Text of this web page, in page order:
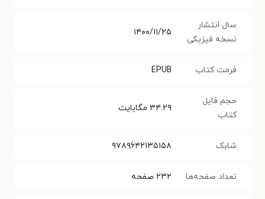
سال انتشار
نسخه فیزیکی
۱۴۰۰/۱۱/۲۵
فرمت کتاب EPUB
حجم فایل
کتاب
۳۴.۲۹ مگابایت
شابک ۹۷۸۹۶۴۲۱۳۵۱۵۸
تعداد صفحه‌ها ۲۳۲ صفحه